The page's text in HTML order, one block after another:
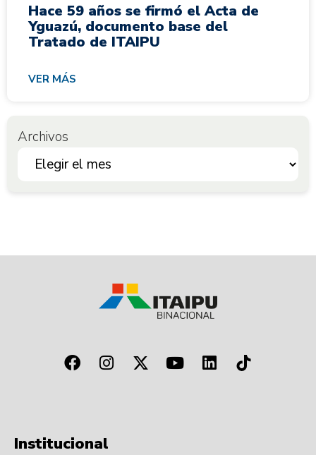
Hace 59 años se firmó el Acta de
Yguazú, documento base del
Tratado de ITAIPU
VER MÁS
Archivos
Institucional